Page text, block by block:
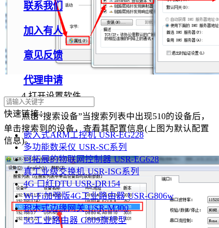
联系我们
加入有人
意见反馈
代理申请
快速链接：
嵌入式ARM工控机 USR-EG228
多功能数采仪 USR-SC系列
可拓展的物联网控制器 USR-EG628
真工业级交换机 USR-ISG系列
4G 口红DTU USR-DR154
Wi-Fi加强版4G工业路由器 USR-G806w
积木式边缘网关 USR-M300
5G工业路由器 G809旗舰型
4.打开设置软件
点击“搜索设备”当搜索列表中出现510的设备后，
单击搜索到的设备，查看其配置信息(上图为默认配置
信息)。